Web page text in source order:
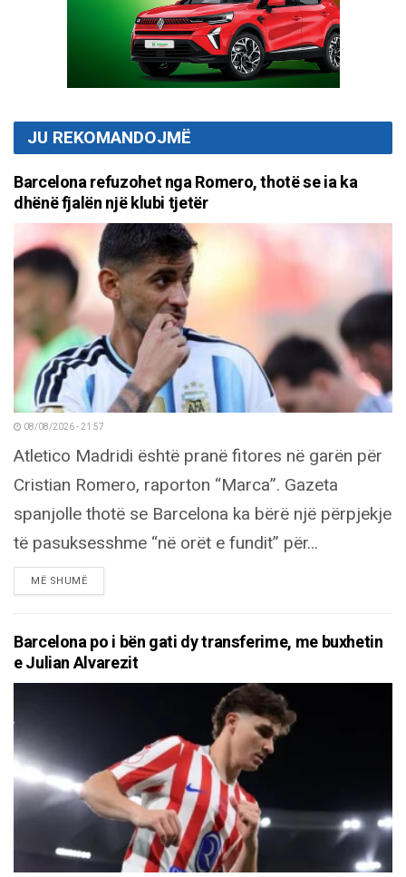
JU REKOMANDOJMË
Barcelona refuzohet nga Romero, thotë se ia ka
dhënë fjalën një klubi tjetër
08/08/2026 - 21:57
Atletico Madridi është pranë fitores në garën për
Cristian Romero, raporton “Marca”. Gazeta
spanjolle thotë se Barcelona ka bërë një përpjekje
të pasuksesshme “në orët e fundit” për...
MË SHUMËDETAILS
Barcelona po i bën gati dy transferime, me buxhetin
e Julian Alvarezit